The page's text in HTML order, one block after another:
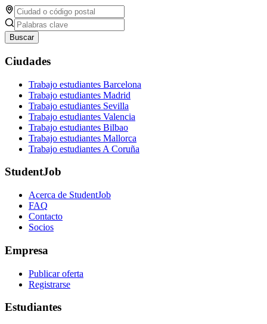
Buscar
Ciudades
Trabajo estudiantes Barcelona
Trabajo estudiantes Madrid
Trabajo estudiantes Sevilla
Trabajo estudiantes Valencia
Trabajo estudiantes Bilbao
Trabajo estudiantes Mallorca
Trabajo estudiantes A Coruña
StudentJob
Acerca de StudentJob
FAQ
Contacto
Socios
Empresa
Publicar oferta
Registrarse
Estudiantes